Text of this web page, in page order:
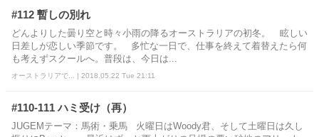
#112 暫しの別れ
どんよりした曇り空と時々小雨の降るオーストラリアの初冬。 眩しい
日差しが恋しい季節です。 多忙な一日で、仕事を終えて着替えたら何
も考えずスクールへ。普段は、今日は...
オーストラリアで... | 2018.05.22 Tue 21:11
#110-111 ハミ受け（再）
JUGEMテーマ：馬術・乗馬 火曜日はWoody君、そして土曜日は久し